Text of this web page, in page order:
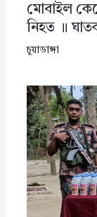
মোবাইল
নিহত ॥
চুয়াডাঙ্গা